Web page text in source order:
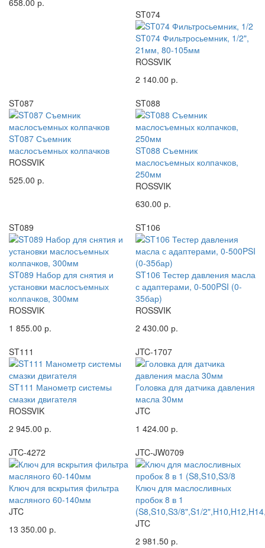
ST074
ST074 Фильтросьемник, 1/2",
21мм, 80-105мм
ROSSVIK
2 140.00 р.
ST087
ST087 Съемник
маслосъемных колпачков
ROSSVIK
525.00 р.
ST088
ST088 Съемник
маслосъемных колпачков,
250мм
ROSSVIK
630.00 р.
ST089
ST089 Набор для снятия и
установки маслосъемных
колпачков, 300мм
ROSSVIK
1 855.00 р.
ST106
ST106 Тестер давления масла
с адаптерами, 0-500PSI (0-
35бар)
ROSSVIK
2 430.00 р.
ST111
ST111 Манометр системы
смазки двигателя
ROSSVIK
2 945.00 р.
JTC-1707
Головка для датчика давления
масла 30мм
JTC
1 424.00 р.
JTC-4272
Ключ для вскрытия фильтра
масляного 60-140мм
JTC
13 350.00 р.
JTC-JW0709
Ключ для маслосливных
пробок 8 в 1
(S8,S10,S3/8",S1/
JTC
2 981.50 р.